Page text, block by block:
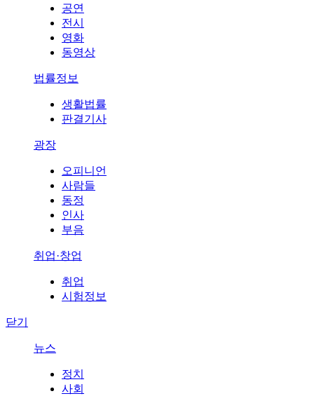
공연
전시
영화
동영상
법률정보
생활법률
판결기사
광장
오피니언
사람들
동정
인사
부음
취업·창업
취업
시험정보
닫기
뉴스
정치
사회